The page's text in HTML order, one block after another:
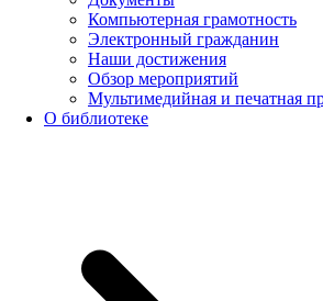
Компьютерная грамотность
Электронный гражданин
Наши достижения
Обзор мероприятий
Мультимедийная и печатная
О библиотеке